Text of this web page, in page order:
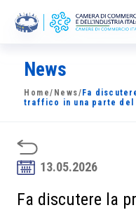
La Camera
News
Sviluppo Mercato
Soci
News
Home/ News/ Fa
traffico in una parte del
13.05.2026
Fa discutere la